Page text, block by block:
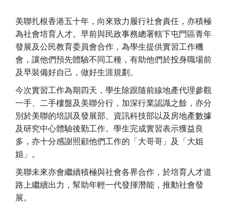
美聯扎根香港五十年，向來致力履行社會責任，亦積極
為社會培育人才。早前與民政事務總署轄下屯門區青年
發展及公民教育委員會合作，為學生提供實習工作機
會，讓他們預先體驗不同工種，有助他們於投身職場前
及早裝備好自己，做好生涯規劃。
今次實習工作為期四天，學生除跟隨前線地產代理參觀
一手、二手樓盤及美聯分行，加深行業認識之餘，亦分
別於美聯的培訓及發展部、資訊科技部以及房地產數據
及研究中心體驗後勤工作。學生完成實習表示獲益良
多，亦十分感謝照顧他們工作的「大哥哥」及「大姐
姐」。
美聯未來亦會繼續積極與社會各界合作，於培育人才道
路上繼續出力，幫助年輕一代發揮潛能，推動社會發
展。